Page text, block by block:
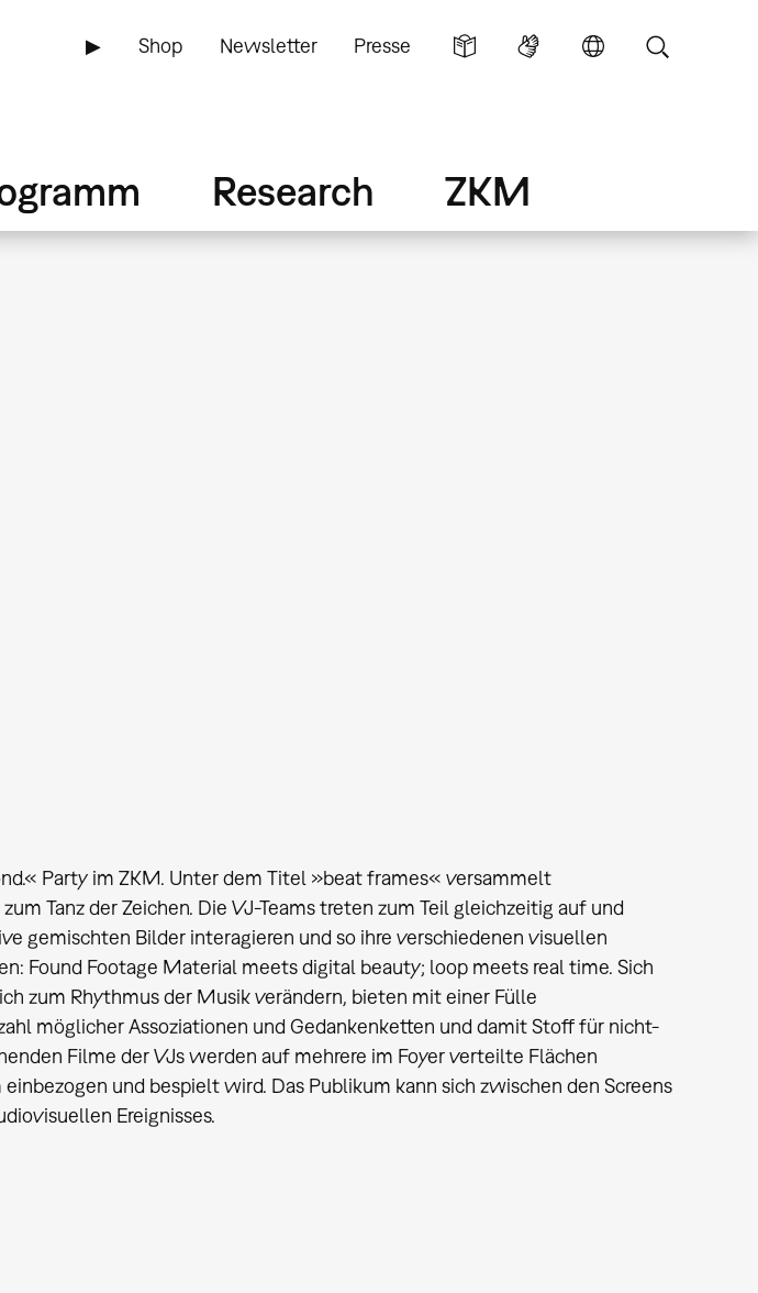
▶ Shop Newsletter Presse
Research ZKM
Party im ZKM. Unter dem Titel »beat frames« versammelt
Tanz der Zeichen. Die VJ-Teams treten zum Teil gleichzeitig auf und
gemischten Bilder interagieren und so ihre verschiedenen visuellen
Found Footage Material meets digital beauty; loop meets real time. Sich
zum Rhythmus der Musik verändern, bieten mit einer Fülle
möglicher Assoziationen und Gedankenketten und damit Stoff für nicht-
Filme der VJs werden auf mehrere im Foyer verteilte Flächen
und bespielt wird. Das Publikum kann sich zwischen den Screens
Ereignisses.